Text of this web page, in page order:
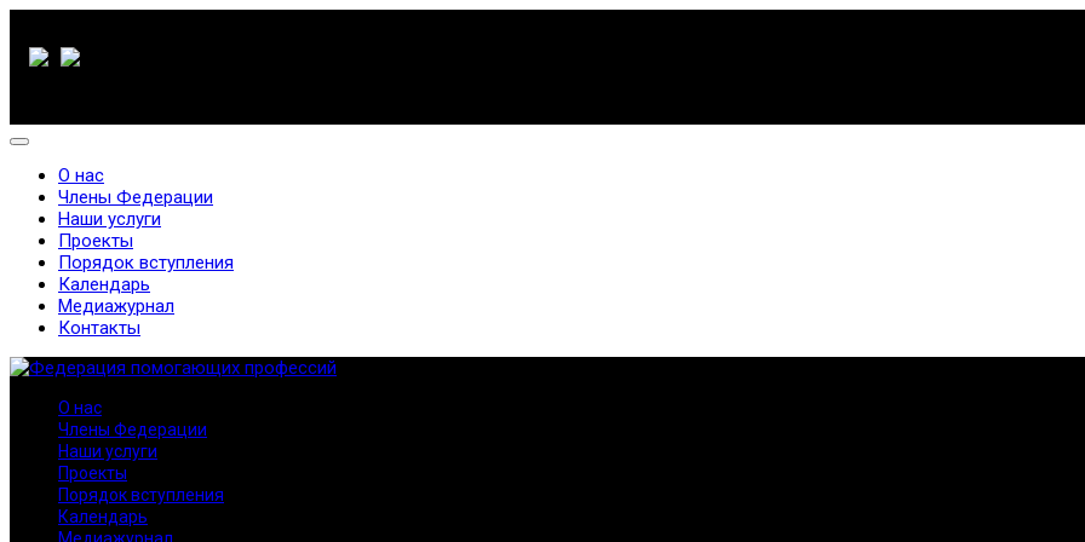
О нас
Члены Федерации
Наши услуги
Проекты
Порядок вступления
Календарь
Медиажурнал
Контакты
О нас
Члены Федерации
Наши услуги
Проекты
Порядок вступления
Календарь